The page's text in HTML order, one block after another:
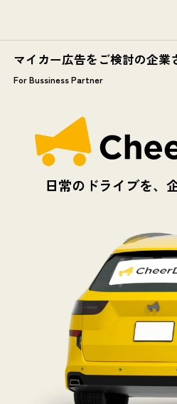
マイカー広告をご検討の企業
For Bussiness Partner
日常の ドライ ブを、